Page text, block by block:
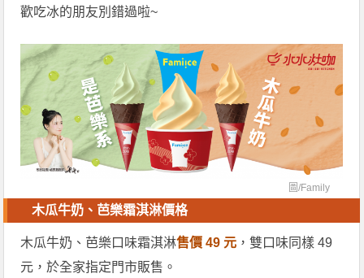
歡吃冰的朋友別錯過啦~
圖/Family
木瓜牛奶、芭樂霜淇淋價格
木瓜牛奶、芭樂口味霜淇淋售價 49 元 ，雙口味同樣 49
元，於全家指定門市販售。